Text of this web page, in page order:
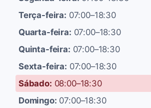
Terça-feira: 07:00–18:30
Quarta-feira: 07:00–18:30
Quinta-feira: 07:00–18:30
Sexta-feira: 07:00–18:30
Sábado: 08:00–18:30
Domingo: 07:00–18:30